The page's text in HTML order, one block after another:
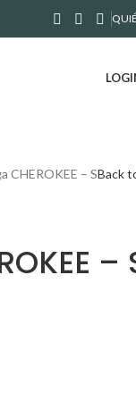
CHEROKEE – SBack
–